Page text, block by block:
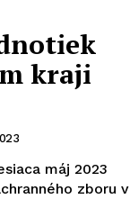
kraji
máj 2023
zboru v